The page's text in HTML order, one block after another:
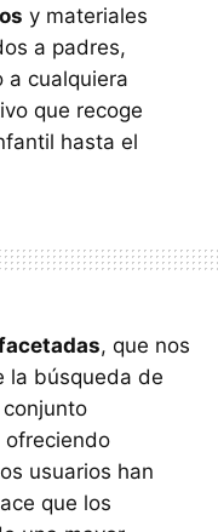
y materiales
a padres,
a cualquiera
que recoge
hasta el
, que nos
la búsqueda de
ofreciendo
usuarios han
que los